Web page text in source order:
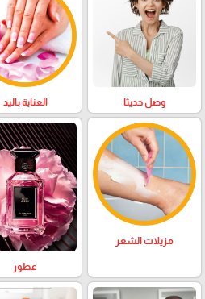
وصل حديثا العناية باليد
مزيلات الشعر
عطور